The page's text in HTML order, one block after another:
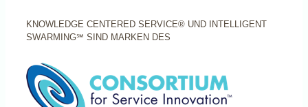
KNOWLEDGE CENTERED SERVICE® UND INTELLIGENT
SWARMING℠ SIND MARKEN DES